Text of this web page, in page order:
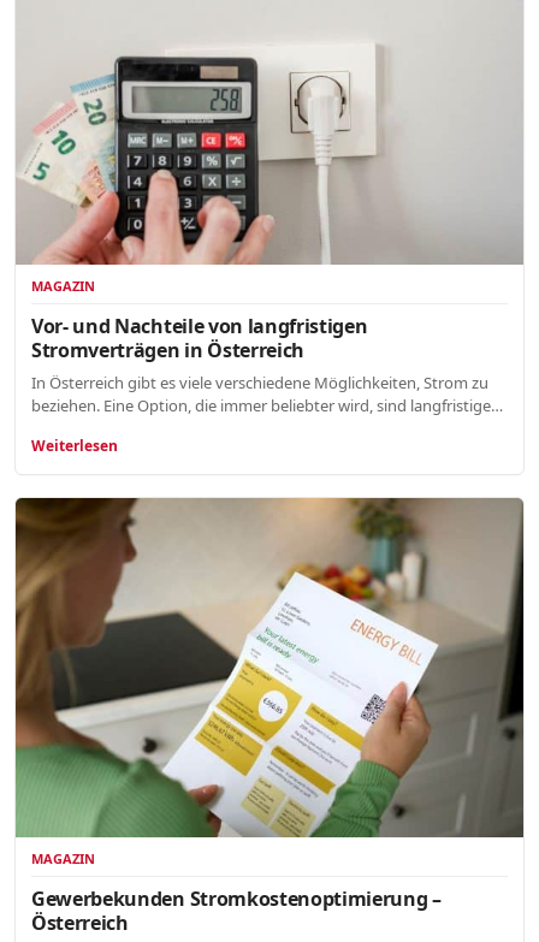
MAGAZIN
Vor- und Nachteile von langfristigen
Stromverträgen in Österreich
In Österreich gibt es viele verschiedene Möglichkeiten, Strom zu
beziehen. Eine Option, die immer beliebter wird, sind langfristige…
Weiterlesen
MAGAZIN
Gewerbekunden Stromkostenoptimierung –
Österreich